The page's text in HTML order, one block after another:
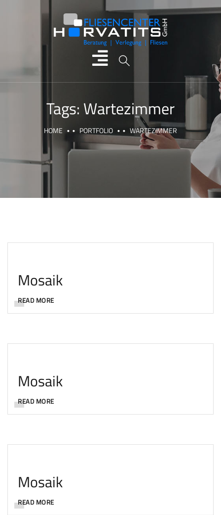
Tags: Wartezimmer
HOME PORTFOLIO WARTEZIMMER
Mosaik
READ MORE
Mosaik
READ MORE
Mosaik
READ MORE